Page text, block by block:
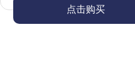
点击购买